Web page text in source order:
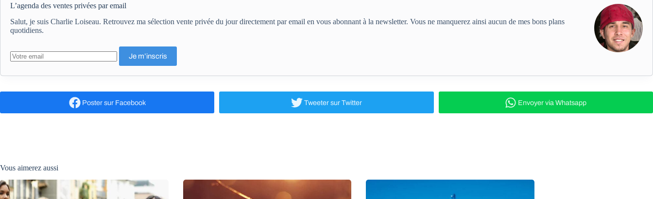
L’agenda des ventes privées par email
Salut, je suis Charlie Loiseau. Retrouvez ma sélection vente privée du jour directement par email en vous abonnant à la newsletter. Vous ne manquerez ainsi aucun de mes bons plans
quotidiens.
Postersur Facebook Tweetersur Twitter Envoyervia Whatsapp
Vous aimerez aussi